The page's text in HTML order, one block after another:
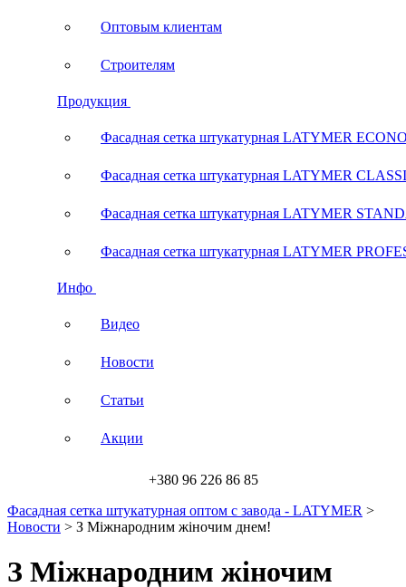
Оптовым клиентам
Строителям
Продукция
Фасадная сетка штукатурная LATYMER
Фасадная сетка штукатурная LATYMER
Фасадная сетка штукатурная LATYMER
Фасадная сетка штукатурная LATYMER
Инфо
Видео
Новости
Статьи
Акции
+380 96 226 86 85
Фасадная сетка штукатурная оптом с завода - LATYMER >
Новости > З Міжнародним жіночим днем!
З Міжнародним жіночим